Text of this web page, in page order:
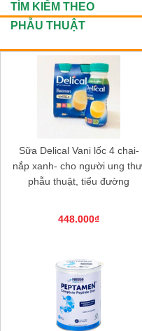
TÌM KIẾM THEO
PHẪU THUẬT
Sữa Delical Vani lốc 4 chai-
nắp xanh- cho người ung thư,
phẫu thuật, tiểu đường
448.000₫